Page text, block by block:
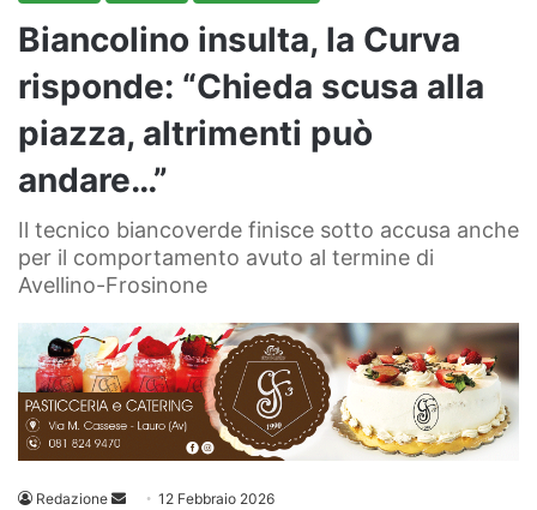
Biancolino insulta, la Curva
risponde: “Chieda scusa alla
piazza, altrimenti può
andare…”
Il tecnico biancoverde finisce sotto accusa anche
per il comportamento avuto al termine di
Avellino-Frosinone
Redazione
Invia 12 Febbraio 2026